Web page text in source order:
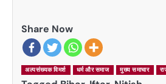
Share Now
अल्पसंख्यक विमर्श धर्म और समाज मुख्य समाचार